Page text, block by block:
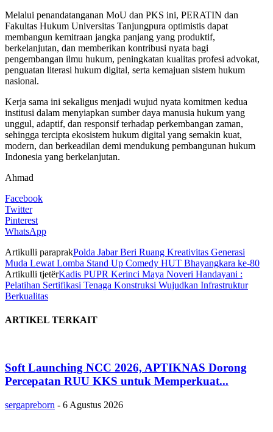
Melalui penandatanganan MoU dan PKS ini, PERATIN dan
Fakultas Hukum Universitas Tanjungpura optimistis dapat
membangun kemitraan jangka panjang yang produktif,
berkelanjutan, dan memberikan kontribusi nyata bagi
pengembangan ilmu hukum, peningkatan kualitas profesi advokat,
penguatan literasi hukum digital, serta kemajuan sistem hukum
nasional.
Kerja sama ini sekaligus menjadi wujud nyata komitmen kedua
institusi dalam menyiapkan sumber daya manusia hukum yang
unggul, adaptif, dan responsif terhadap perkembangan zaman,
sehingga tercipta ekosistem hukum digital yang semakin kuat,
modern, dan berkeadilan demi mendukung pembangunan hukum
Indonesia yang berkelanjutan.
Ahmad
Facebook
Twitter
Pinterest
WhatsApp
Artikulli paraprakPolda Jabar Beri Ruang Kreativitas Generasi
Muda Lewat Lomba Stand Up Comedy HUT Bhayangkara ke-80
Artikulli tjetërKadis PUPR Kerinci Maya Noveri Handayani :
Pelatihan Sertifikasi Tenaga Konstruksi Wujudkan Infrastruktur
Berkualitas
ARTIKEL TERKAIT
Soft Launching NCC 2026, APTIKNAS Dorong
Percepatan RUU KKS untuk Memperkuat...
sergapreborn - 6 Agustus 2026